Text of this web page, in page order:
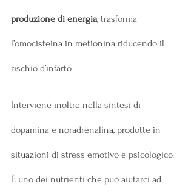
produzione di energia, trasforma
l’omocisteina in metionina riducendo il
rischio d’infarto.
Interviene inoltre nella sintesi di
dopamina e noradrenalina, prodotte in
situazioni di stress emotivo e psicologico.
È uno dei nutrienti che può aiutarci ad